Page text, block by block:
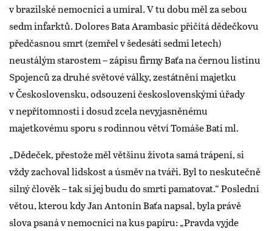
v brazilské nemocnici a umíral. V tu dobu měl za sebou
sedm infarktů. Dolores Bata Arambasic přičítá dědečkovu
předčasnou smrt (zemřel v šedesáti sedmi letech)
neustálým starostem – zápisu firmy Baťa na černou listinu
Spojenců za druhé světové války, zestátnění majetku
v Československu, odsouzení československými úřady
v nepřítomnosti i dosud zcela nevyjasněnému
majetkovému sporu s rodinnou větví Tomáše Bati ml.
„Dědeček, přestože měl většinu života samá trápení, si
vždy zachoval lidskost a úsměv na tváři. Byl to neskutečně
silný člověk – tak si jej budu do smrti pamatovat.“ Poslední
větou, kterou kdy Jan Antonín Baťa napsal, byla právě
slova psaná v nemocnici na kus papíru: „Pravda vyjde